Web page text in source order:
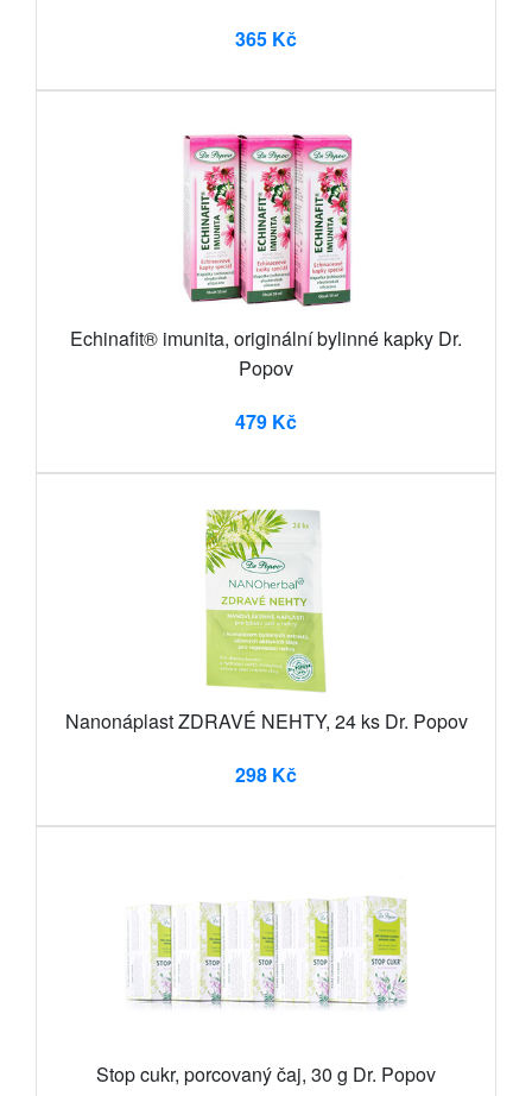
365 Kč
Echinafit® imunita, originální bylinné kapky Dr.
Popov
479 Kč
Nanonáplast ZDRAVÉ NEHTY, 24 ks Dr. Popov
298 Kč
Stop cukr, porcovaný čaj, 30 g Dr. Popov